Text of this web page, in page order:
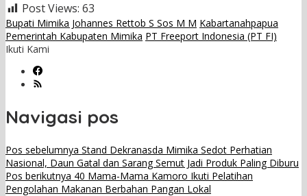
Post Views: 63
Bupati Mimika Johannes Rettob S Sos M M Kabartanahpapua
Pemerintah Kabupaten Mimika PT Freeport Indonesia (PT FI)
Ikuti Kami
Navigasi pos
Pos sebelumnya Stand Dekranasda Mimika Sedot Perhatian
Nasional, Daun Gatal dan Sarang Semut Jadi Produk Paling Diburu
Pos berikutnya 40 Mama-Mama Kamoro Ikuti Pelatihan
Pengolahan Makanan Berbahan Pangan Lokal